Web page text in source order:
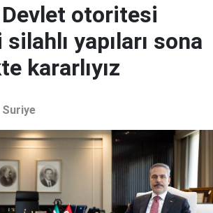
otoritesi
silahlı yapıları sona
kararlıyız
Suriye